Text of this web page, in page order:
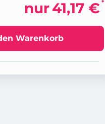
nur41,17 € *
Warenkorb